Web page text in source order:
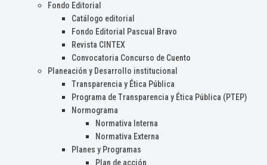
Fondo Editorial
Catálogo editorial
Fondo Editorial Pascual Bravo
Revista CINTEX
Convocatoria Concurso de Cuento
Planeación y Desarrollo institucional
Transparencia y Ética Pública
Programa de Transparencia y Ética Pública (PTEP)
Normograma
Normativa Interna
Normativa Externa
Planes y Programas
Plan de acción